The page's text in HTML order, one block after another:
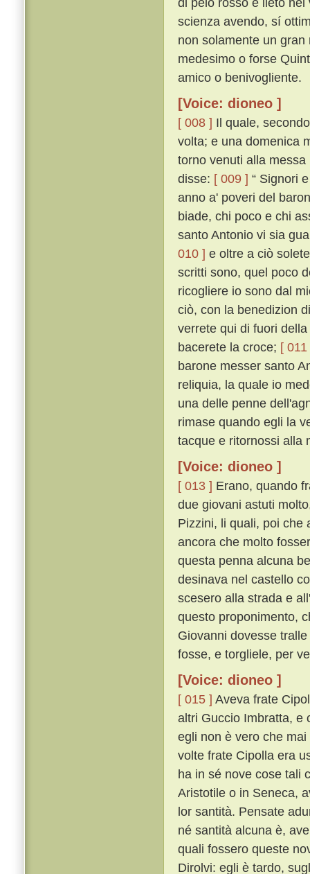
scienza avendo, sí
non solamente un
medesimo o forse
amico o benivogliente.
[Voice: dioneo ]
[ 008 ] Il quale,
volta; e una domenica
torno venuti alla
disse: [ 009 ] “ Signori
anno a' poveri del
biade, chi poco e chi
santo Antonio vi sia
010 ] e oltre a ciò
scritti sono, quel poco
ricogliere io sono dal
ciò, con la benedizion
verrete qui di fuori
bacerete la croce; [ 011
barone messer santo
reliquia, la quale io
una delle penne
rimase quando egli la
tacque e ritornossi alla
[Voice: dioneo ]
[ 013 ] Erano, quando
due giovani astuti
Pizzini, li quali, poi che
ancora che molto
questa penna alcuna
desinava nel castello
scesero alla strada e
questo proponimento,
Giovanni dovesse
fosse, e torgliele, per
[Voice: dioneo ]
[ 015 ] Aveva frate
altri Guccio Imbratta, e
egli non è vero che
volte frate Cipolla era
ha in sé nove cose tali
Aristotile o in Seneca,
lor santità. Pensate
né santità alcuna è,
quali fossero queste
Dirolvi: egli è tardo,